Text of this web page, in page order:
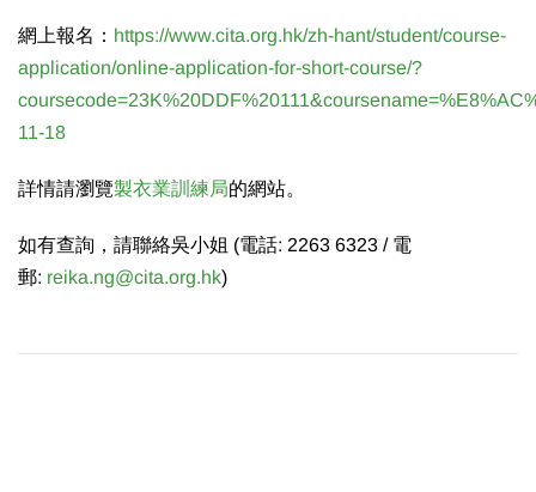
網上報名： https://www.cita.org.hk/zh-hant/student/course-
application/online-application-for-short-course/?
11-18
詳情請瀏覽製衣業訓練局的網站。
如有查詢，請聯絡吳小姐 (電話: 2263 6323 / 電
郵: reika.ng@cita.org.hk)